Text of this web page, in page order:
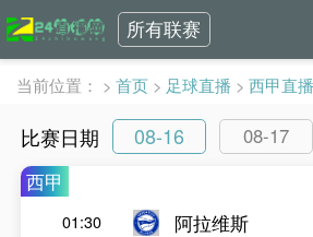
所有联赛
当前位置： > 首页 > 足球直播 > 西甲直播
比赛日期 08-16 08-17
西甲
01:30
阿拉维斯